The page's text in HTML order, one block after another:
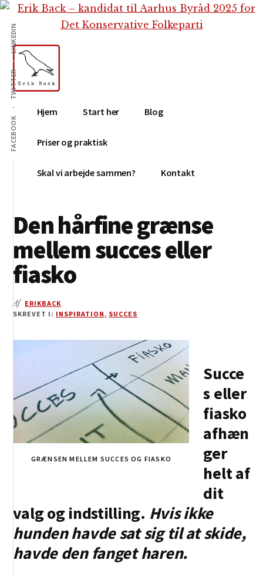
Skip
indhold
Gå
primær
sidebar
Skip
footer
Additional
menu
FACEBOOK
TWITTER
LINKEDIN
Erik
Back
Tekstforfatter,
content
creation,
blog,
medier
Hjem Start her Blog
Priser og praktisk
Skal vi arbejde sammen? Kontakt
Den hårfine grænse
mellem succes eller
fiasko
Af ERIKBACK
SKREVET I: INSPIRATION, SUCCES
GRÆNSEN MELLEM SUCCES OG FIASKO
Succe
s eller
fiasko
afhæn
ger
helt af
dit
valg og indstilling. Hvis ikke
hunden havde sat sig til at skide,
havde den fanget haren.